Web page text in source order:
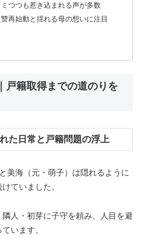
つつも惹き込まれる声が多数
再始動と揺れる母の想いに注目
戸籍取得までの道のりを
た日常と戸籍問題の浮上
美海（元・萌子）は隠れるように
ていました。
人・初芽に子守を頼み、人目を避
います。